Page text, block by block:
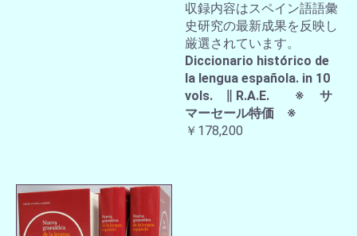
収録内容はスペイン語語彙
史研究の最新成果を反映し
厳選されています。
Diccionario histórico de
la lengua española. in 10
vols. ∥ R.A.E. ※ サ
マーセール特価 ※
￥178,200